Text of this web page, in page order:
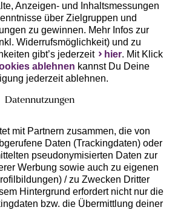
Anzeigen- und Inhaltsmessungen
über Zielgruppen und
zu gewinnen. Mehr Infos zur
Widerrufsmöglichkeit) und zu
gibt’s jederzeit
hier. Mit Klick
ablehnen kannst Du Deine
jederzeit ablehnen.
Datennutzungen
mit Partnern zusammen, die von
Daten (Trackingdaten) oder
pseudonymisierten Daten zur
Werbung sowie auch zu eigenen
/ zu Zwecken Dritter
Hintergrund erfordert nicht nur die
bzw. die Übermittlung deiner